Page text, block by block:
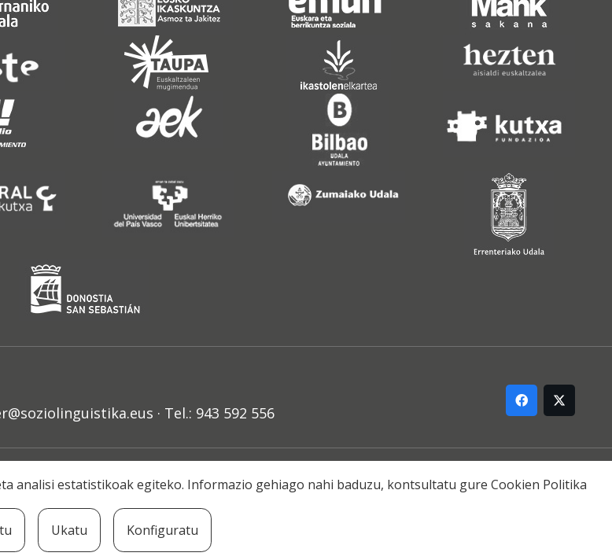
· Tel.: 943 592 556
© 2021 Soziolinguistika Klusterra
analisi estatistikoak egiteko. Informazio gehiago nahi baduzu, kontsultatu gure Cookien Politika
Ukatu Konfiguratu